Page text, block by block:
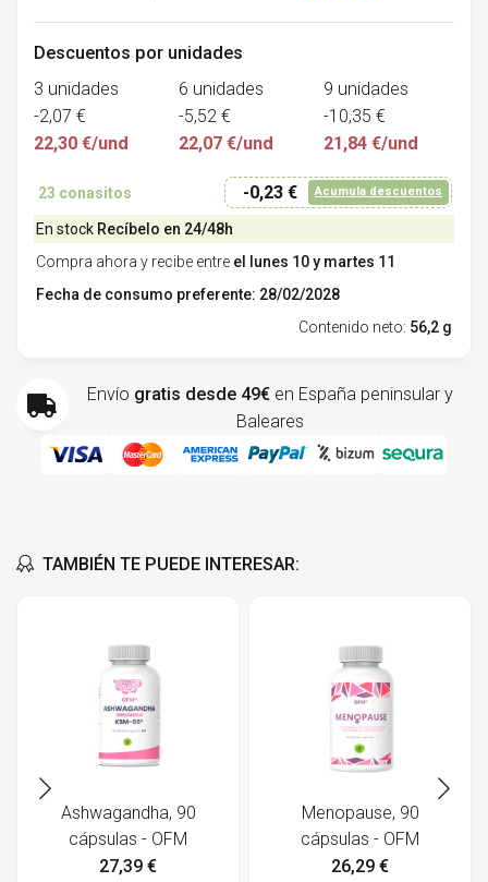
Descuentos por unidades
3 unidades
-2,07 €
22,30 €/und
6 unidades
-5,52 €
22,07 €/und
9 unidades
-10,35 €
21,84 €/und
23 conasitos -0,23 € Acumula descuentos
En stock Recíbelo en 24/48h
Compra ahora y recibe entre el lunes 10 y martes 11
Fecha de consumo preferente: 28/02/2028
Contenido neto: 56,2 g
Envío gratis desde 49€ en España peninsular y
Baleares
TAMBIÉN TE PUEDE INTERESAR:
Ashwagandha, 90
cápsulas - OFM
27,39 €
Menopause, 90
cápsulas - OFM
26,29 €